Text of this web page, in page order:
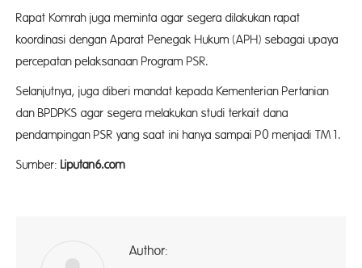
Rapat Komrah juga meminta agar segera dilakukan rapat
koordinasi dengan Aparat Penegak Hukum (APH) sebagai upaya
percepatan pelaksanaan Program PSR.
Selanjutnya, juga diberi mandat kepada Kementerian Pertanian
dan BPDPKS agar segera melakukan studi terkait dana
pendampingan PSR yang saat ini hanya sampai P0 menjadi TM1.
Sumber: Liputan6.com
Author: